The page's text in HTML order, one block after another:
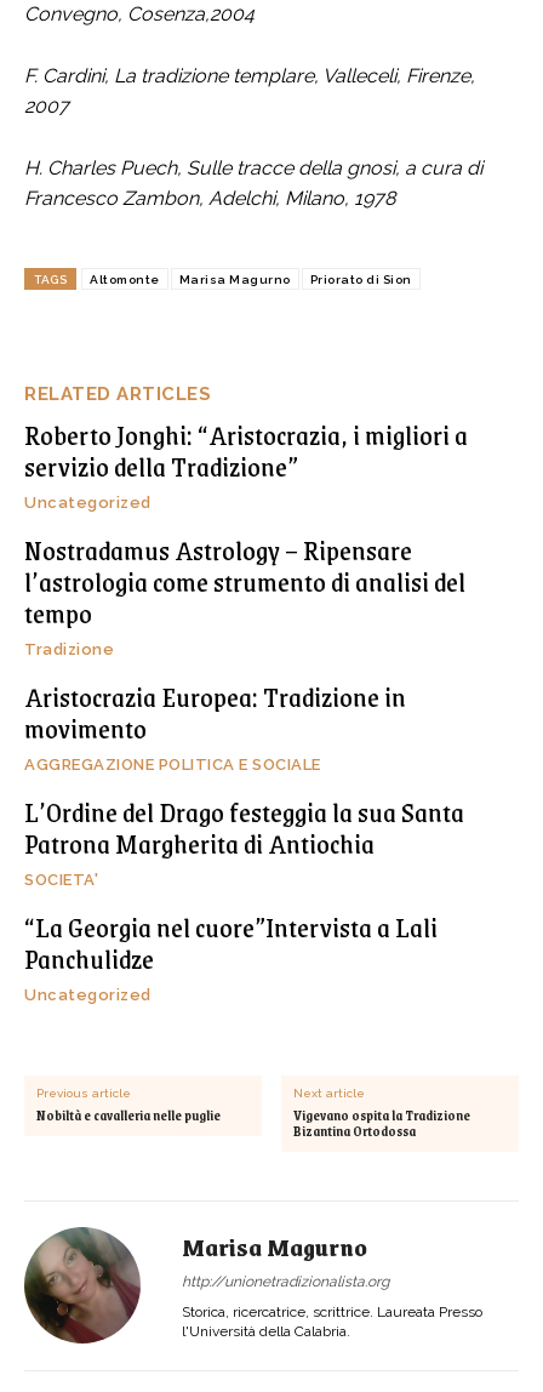
RELATED ARTICLES
Roberto Jonghi: “Aristocrazia, i migliori a
servizio della Tradizione”
Uncategorized
Nostradamus Astrology – Ripensare
l’astrologia come strumento di analisi del
tempo
Tradizione
Aristocrazia Europea: Tradizione in
movimento
AGGREGAZIONE POLITICA E SOCIALE
L’Ordine del Drago festeggia la sua Santa
Patrona Margherita di Antiochia
SOCIETA'
“La Georgia nel cuore”Intervista a Lali
Panchulidze
Uncategorized
Convegno, Cosenza,2004
F. Cardini, La tradizione templare, Valleceli, Firenze,
2007
H. Charles Puech, Sulle tracce della gnosi, a cura di
Francesco Zambon, Adelchi, Milano, 1978
TAGS Altomonte Marisa Magurno Priorato di Sion
Previous article
Nobiltà e cavalleria nelle puglie
Next article
Vigevano ospita la Tradizione
Bizantina Ortodossa
Marisa Magurno
http://unionetradizionalista.org
Storica, ricercatrice, scrittrice. Laureata Presso
l'Università della Calabria.